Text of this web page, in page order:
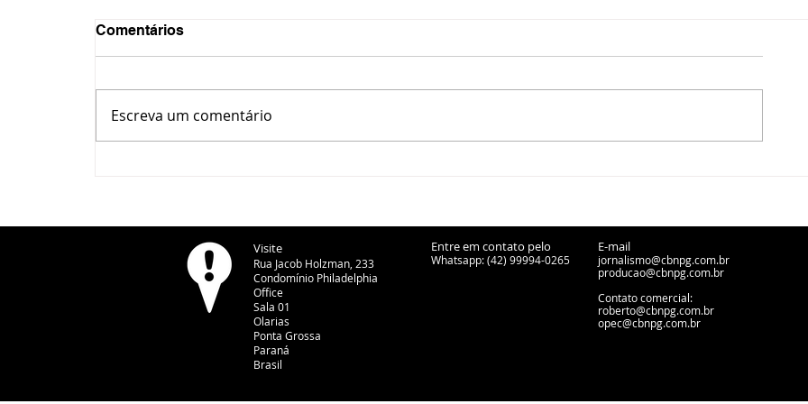
Comentários
Escreva um comentário
Visite
Rua Jacob Holzman, 233
Condomínio Philadelphia
Office
Sala 01
Olarias
Ponta Grossa
Paraná
Brasil
Entre em contato pelo
Whatsapp: (42) 99994-0265
E-mail
jornalismo@cbnpg.com.br
producao@cbnpg.com.br
Contato comercial:
roberto@cbnpg.com.br
opec@cbnpg.com.br